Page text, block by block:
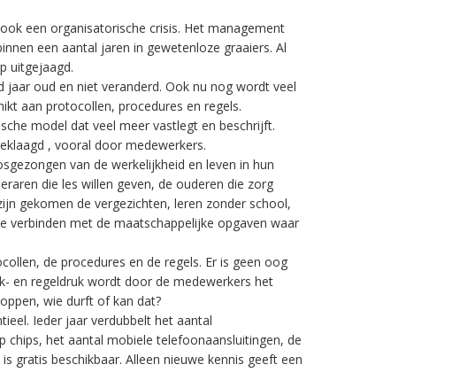
een organisatorische crisis. Het management
een aantal jaren in gewetenloze graaiers. Al
uitgejaagd.
oud en niet veranderd. Ook nu nog wordt veel
aan protocollen, procedures en regels.
model dat veel meer vastlegt en beschrijft.
, vooral door medewerkers.
van de werkelijkheid en leven in hun
die les willen geven, de ouderen die zorg
gekomen de vergezichten, leren zonder school,
verbinden met de maatschappelijke opgaven waar
de procedures en de regels. Er is geen oog
en regeldruk wordt door de medewerkers het
wie durft of kan dat?
Ieder jaar verdubbelt het aantal
chips, het aantal mobiele telefoonaansluitingen, de
gratis beschikbaar. Alleen nieuwe kennis geeft een